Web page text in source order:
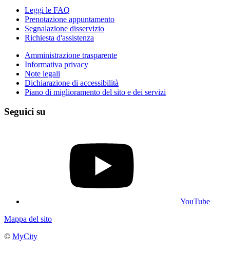
Leggi le FAQ
Prenotazione appuntamento
Segnalazione disservizio
Richiesta d'assistenza
Amministrazione trasparente
Informativa privacy
Note legali
Dichiarazione di accessibilità
Piano di miglioramento del sito e dei servizi
Seguici su
YouTube
Mappa del sito
© MyCity